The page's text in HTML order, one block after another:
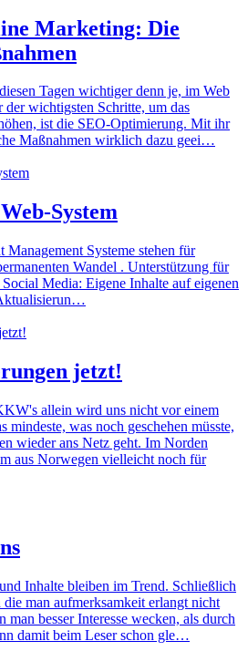
Marketing: Die
Tagen wichtiger denn je, im Web
wichtigsten Schritte, um das
ist die SEO-Optimierung. Mit ihr
Maßnahmen wirklich dazu geei…
System
Management Systeme stehen für
Wandel . Unterstützung für
Media: Eigene Inhalte auf eigenen
jetzt!
allein wird uns nicht vor einem
mindeste, was noch geschehen müsste,
wieder ans Netz geht. Im Norden
aus Norwegen vielleicht noch für
Inhalte bleiben im Trend. Schließlich
man aufmerksamkeit erlangt nicht
besser Interesse wecken, als durch
damit beim Leser schon gle…